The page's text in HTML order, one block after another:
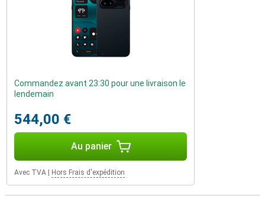
Commandez avant 23:30 pour une livraison le
lendemain
544,00 €
Au panier
Avec TVA Hors Frais d'expédition